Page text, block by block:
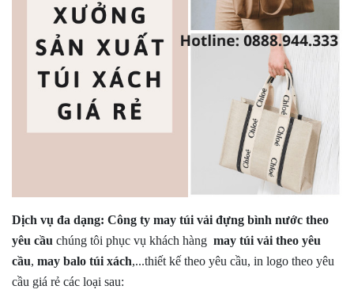
Dịch vụ đa dạng: Công ty may túi vải đựng bình nước theo
yêu cầu chúng tôi phục vụ khách hàng may túi vải theo yêu
cầu, may balo túi xách,...thiết kế theo yêu cầu, in logo theo yêu
cầu giá rẻ các loại sau: